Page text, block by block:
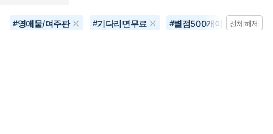
#영애물/여주판 #기다리면무료 #별점500개이상 #현
전체해제